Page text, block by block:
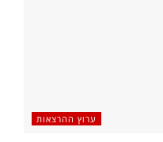
ערוץ ההרצאות